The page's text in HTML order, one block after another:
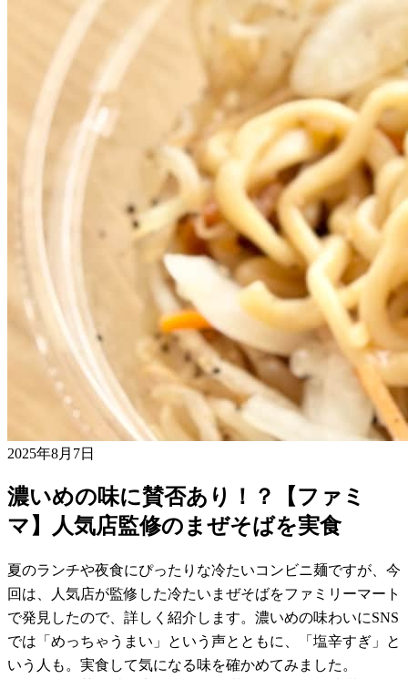
2025年8月7日
濃いめの味に賛否あり！？【ファミ
マ】人気店監修のまぜそばを実食
夏のランチや夜食にぴったりな冷たいコンビニ麺ですが、今
回は、人気店が監修した冷たいまぜそばをファミリーマート
で発見したので、詳しく紹介します。濃いめの味わいにSNS
では「めっちゃうまい」という声とともに、「塩辛すぎ」と
いう人も。実食して気になる味を確かめてみました。